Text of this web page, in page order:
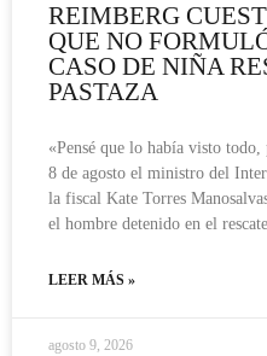
REIMBERG
QUE NO
CASO DE NIÑA
PASTAZA
«Pensé que lo había visto todo,
8 de agosto el ministro del
la fiscal Kate Torres
el hombre detenido en el
LEER MÁS »
agosto 9, 2026